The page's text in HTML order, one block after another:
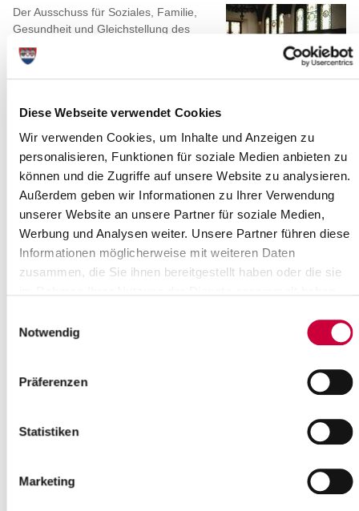
Diese Webseite verwendet Cookies
Wir verwenden Cookies, um Inhalte und Anzeigen zu
personalisieren, Funktionen für soziale Medien anbieten zu
können und die Zugriffe auf unsere Website zu analysieren.
Außerdem geben wir Informationen zu Ihrer Verwendung
unserer Website an unsere Partner für soziale Medien,
Werbung und Analysen weiter. Unsere Partner führen diese
Informationen möglicherweise mit weiteren Daten
zusammen, die Sie ihnen bereitgestellt haben oder die sie
Notwendig
Präferenzen
Statistiken
Marketing
Der Ausschuss für Soziales, Familie,
Gesundheit und Gleichstellung des
Steinburger Kreistages tagt am
Dienstag, dem 12. Dezember 2017, um
17.30 Uhr....
Read more
Ampel an Klappbrücke Heiligenstedten
Die Untersuchungen an der
Klappbrücke Heiligenstedten werden
am 28. November 2017 fortgesetzt.
Es ist nicht nötig, die Brücke dafür zu
sperren. Der...
Read more
Videowettbewerb Kreis Steinburg
Gesundheit soll es in den Kurzfilmen